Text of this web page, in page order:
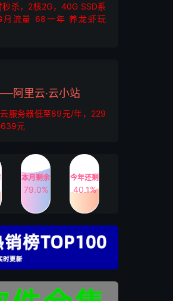
秒杀，2核2G，40G SSD系
月流量 68一年 养龙虾玩
阿里云·云小站
服务器低至89元/年，229
元
本月剩余
79.0%
今年还剩
40.1%